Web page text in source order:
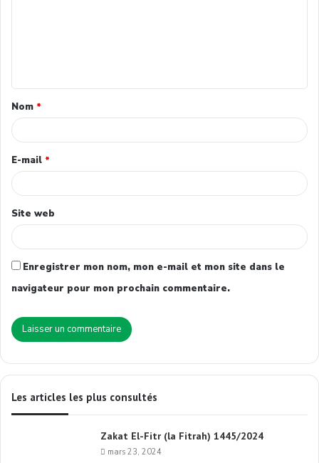
Nom *
E-mail *
Site web
Enregistrer mon nom, mon e-mail et mon site dans le
navigateur pour mon prochain commentaire.
Les articles les plus consultés
Zakat El-Fitr (la Fitrah) 1445/2024
mars 23, 2024